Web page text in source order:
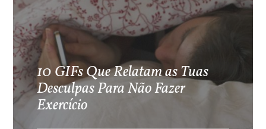
10 GIFs Que Relatam as Tuas
Desculpas Para Não Fazer
Exercício